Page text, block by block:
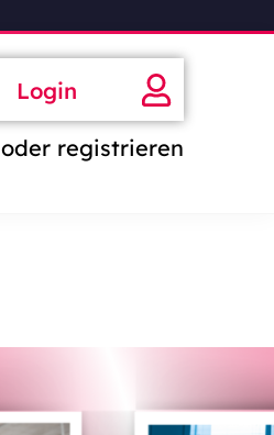
Login
oder registrieren